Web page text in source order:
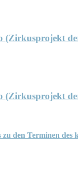
(Zirkusprojekt
(Zirkusprojekt
den Terminen des